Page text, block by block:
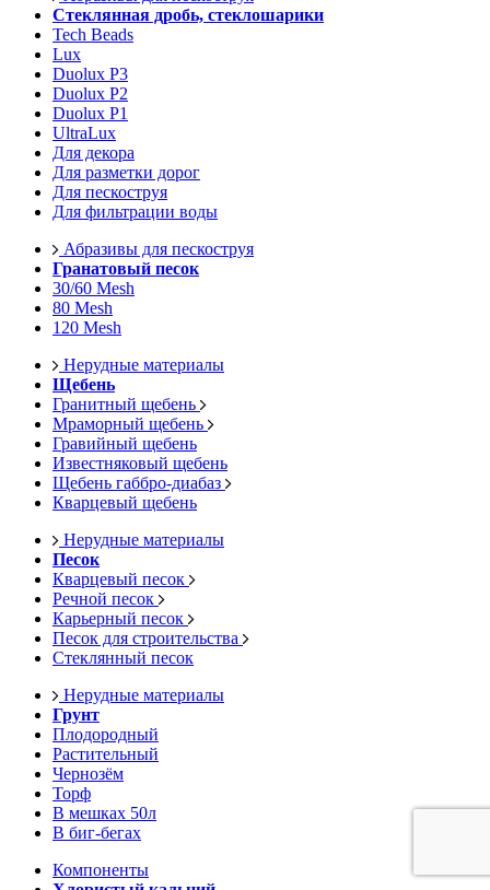
Стеклянная дробь, стеклошарики
Tech Beads
Lux
Duolux P3
Duolux P2
Duolux P1
UltraLux
Для декора
Для разметки дорог
Для пескоструя
Для фильтрации воды
Абразивы для пескоструя
Гранатовый песок
30/60 Mesh
80 Mesh
120 Mesh
Нерудные материалы
Щебень
Гранитный щебень
Мраморный щебень
Гравийный щебень
Известняковый щебень
Щебень габбро-диабаз
Кварцевый щебень
Нерудные материалы
Песок
Кварцевый песок
Речной песок
Карьерный песок
Песок для строительства
Стеклянный песок
Нерудные материалы
Грунт
Плодородный
Растительный
Чернозём
Торф
В мешках 50л
В биг-бегах
Компоненты